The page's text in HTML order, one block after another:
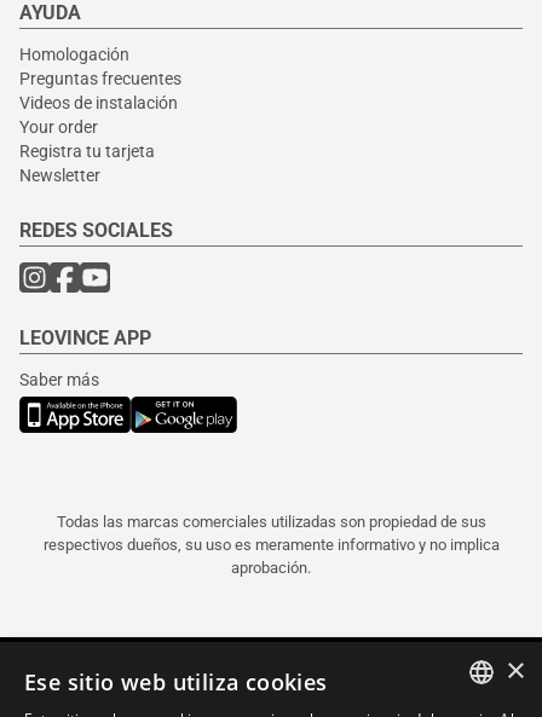
AYUDA
Homologación
Preguntas frecuentes
Videos de instalación
Your order
Registra tu tarjeta
Newsletter
REDES SOCIALES
LEOVINCE APP
Saber más
Todas las marcas comerciales utilizadas son propiedad de sus
respectivos dueños, su uso es meramente informativo y no implica
aprobación.
×
Ese sitio web utiliza cookies